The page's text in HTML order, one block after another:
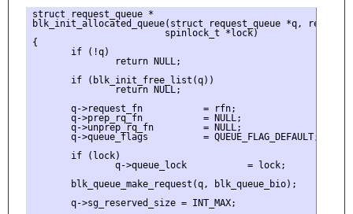
struct request_queue *
blk_init_allocated_queue(struct request_queue *q,
                        spinlock_t *lock)
{
       if (!q)
               return NULL;
       if (blk_init_free_list(q))
               return NULL;
       q->request_fn           = rfn;
       q->prep_rq_fn           = NULL;
       q->unprep_rq_fn         = NULL;
       q->queue_flags          = QUEUE_FLAG_DEFAULT;
       if (lock)
               q->queue_lock           = lock;
       blk_queue_make_request(q, blk_queue_bio);
       q->sg_reserved_size = INT_MAX;